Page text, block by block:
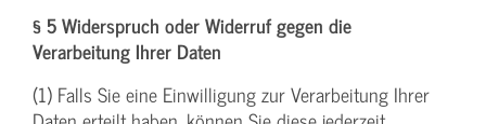
§ 5 Widerspruch oder Widerruf gegen die
Verarbeitung Ihrer Daten
(1) Falls Sie eine Einwilligung zur Verarbeitung Ihrer